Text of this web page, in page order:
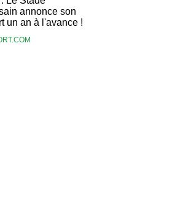
annonce son
un an à l'avance !